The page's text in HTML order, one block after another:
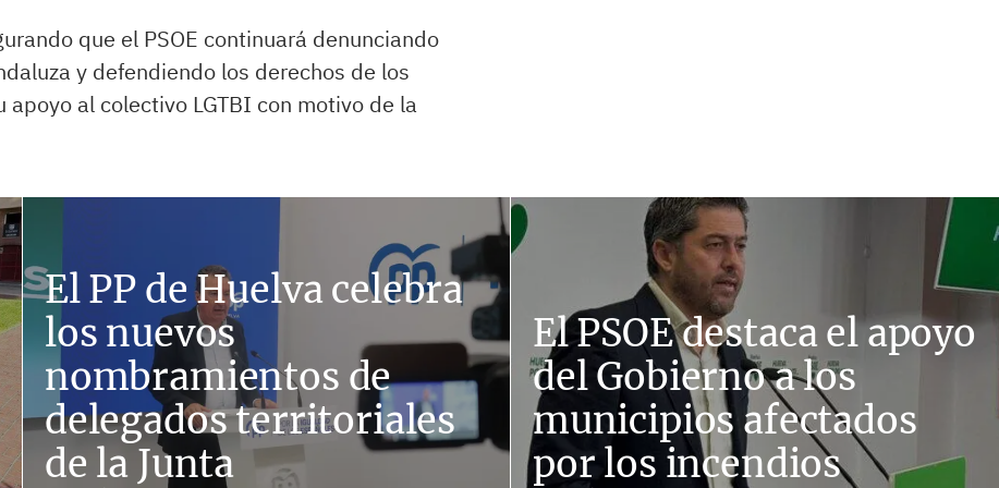
que el PSOE continuará denunciando
y defendiendo los derechos de los
al colectivo LGTBI con motivo de la
El PP de Huelva celebra
los nuevos
nombramientos de
delegados territoriales
de la Junta
El PSOE destaca el apoyo
del Gobierno a los
municipios afectados
por los incendios